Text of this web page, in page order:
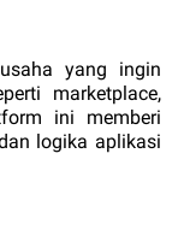
yang ingin
marketplace,
ini memberi
logika aplikasi